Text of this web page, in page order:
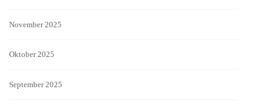
November 2025
Oktober 2025
September 2025